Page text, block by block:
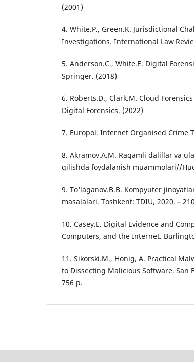
(2001)
4. White.P., Green.K. Jurisdictional
Investigations. International Law
5. Anderson.C., White.E. Digital
Springer. (2018)
6. Roberts.D., Clark.M. Cloud
Digital Forensics. (2022)
7. Europol. Internet Organised Crime
8. Akramov.A.M. Raqamli dalillar va
qilishda foydalanish muammolari//
9. To‘laganov.B.B. Kompyuter
masalalari. Toshkent: TDIU, 2020. –
10. Casey.E. Digital Evidence and
Computers, and the Internet.
11. Sikorski.M., Honig, A. Practical
to Dissecting Malicious Software. San
756 p.